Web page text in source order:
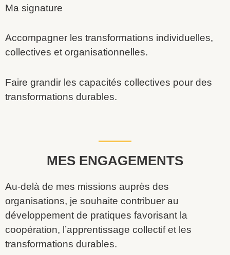
Ma signature
Accompagner les transformations individuelles,
collectives et organisationnelles.
Faire grandir les capacités collectives pour des
transformations durables.
MES ENGAGEMENTS
Au-delà de mes missions auprès des
organisations, je souhaite contribuer au
développement de pratiques favorisant la
coopération, l’apprentissage collectif et les
transformations durables.